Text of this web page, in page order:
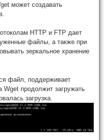
может создавать
HTTP и FTP дает
файлы, а также при
зеркальное хранение
файл, поддерживает
продолжит загружать
загрузка.